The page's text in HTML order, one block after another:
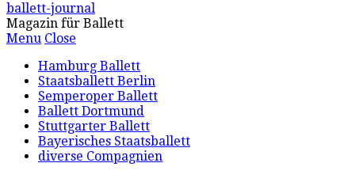
ballett-journal
Magazin für Ballett
Menu Close
Hamburg Ballett
Staatsballett Berlin
Semperoper Ballett
Ballett Dortmund
Stuttgarter Ballett
Bayerisches Staatsballett
diverse Compagnien